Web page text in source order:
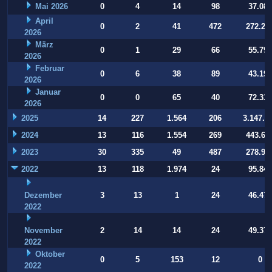
Mai 2026 0 4 14 98
37.084
April
2026
0 2 41 472
März
2026
0 1 29 66
55.794
Februar
2026
0 6 38 89
43.197
Januar
2026
0 0 65 40 72.332
2025 14 227 1.564 206
2024
13 116 1.554 269
2023
30 335 49 487
2022
13 118 1.974 24 95.847
Dezember
2022
3 13 1 24 46.470
November
2022
2 14 14 24 49.377
Oktober
2022
0 5 153 12 0